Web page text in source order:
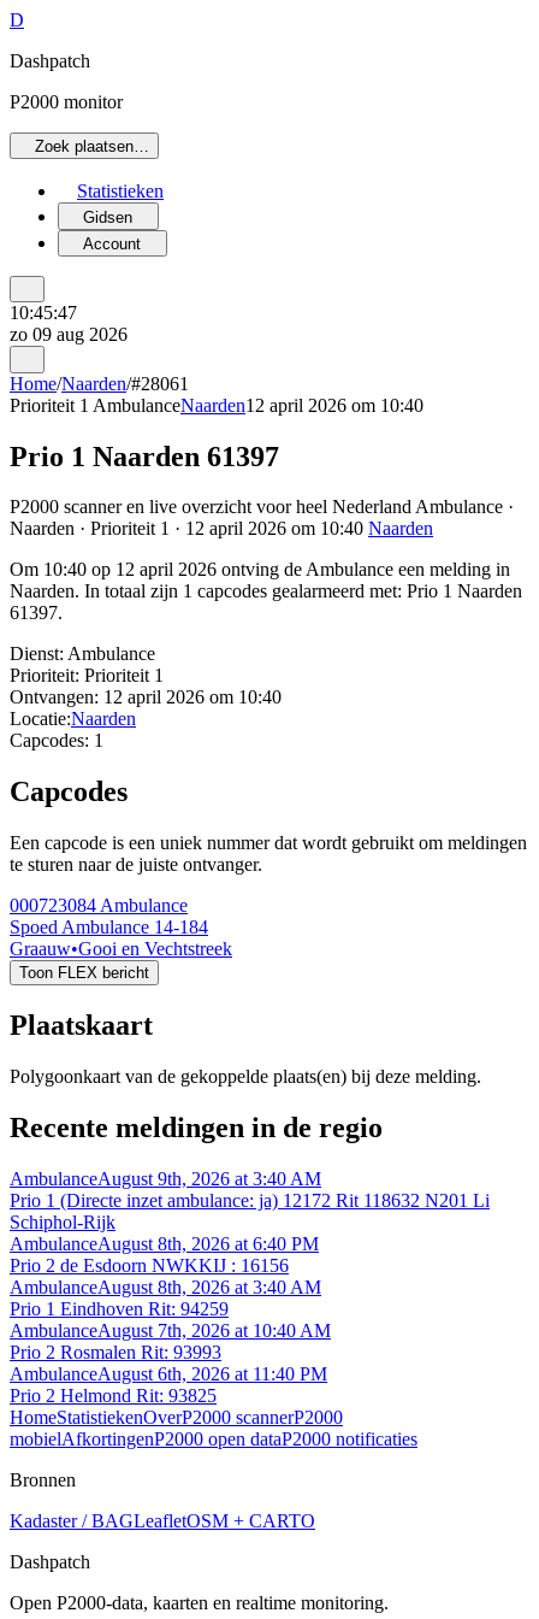
D
Dashpatch
P2000 monitor
Zoek plaatsen…
Statistieken
Gidsen
Account
10:45:47
zo 09 aug 2026
Home/Naarden/#28061
Prioriteit 1 AmbulanceNaarden12 april 2026 om 10:40
Prio 1 Naarden 61397
P2000 scanner en live overzicht voor heel Nederland Ambulance ·
Naarden · Prioriteit 1 · 12 april 2026 om 10:40 Naarden
Om 10:40 op 12 april 2026 ontving de Ambulance een melding in
Naarden. In totaal zijn 1 capcodes gealarmeerd met: Prio 1 Naarden
61397.
Dienst: Ambulance
Prioriteit: Prioriteit 1
Ontvangen: 12 april 2026 om 10:40
Locatie:Naarden
Capcodes: 1
Capcodes
Een capcode is een uniek nummer dat wordt gebruikt om meldingen
te sturen naar de juiste ontvanger.
000723084 Ambulance
Spoed Ambulance 14-184
Graauw•Gooi en Vechtstreek
Toon FLEX bericht
Plaatskaart
Polygoonkaart van de gekoppelde plaats(en) bij deze melding.
Recente meldingen in de regio
AmbulanceAugust 9th, 2026 at 3:40 AM
Prio 1 (Directe inzet ambulance: ja) 12172 Rit 118632 N201 Li
Schiphol-Rijk
AmbulanceAugust 8th, 2026 at 6:40 PM
Prio 2 de Esdoorn NWKKIJ : 16156
AmbulanceAugust 8th, 2026 at 3:40 AM
Prio 1 Eindhoven Rit: 94259
AmbulanceAugust 7th, 2026 at 10:40 AM
Prio 2 Rosmalen Rit: 93993
AmbulanceAugust 6th, 2026 at 11:40 PM
Prio 2 Helmond Rit: 93825
HomeStatistiekenOverP2000 scannerP2000
mobielAfkortingenP2000 open dataP2000 notificaties
Bronnen
Kadaster / BAGLeafletOSM + CARTO
Dashpatch
Open P2000-data, kaarten en realtime monitoring.